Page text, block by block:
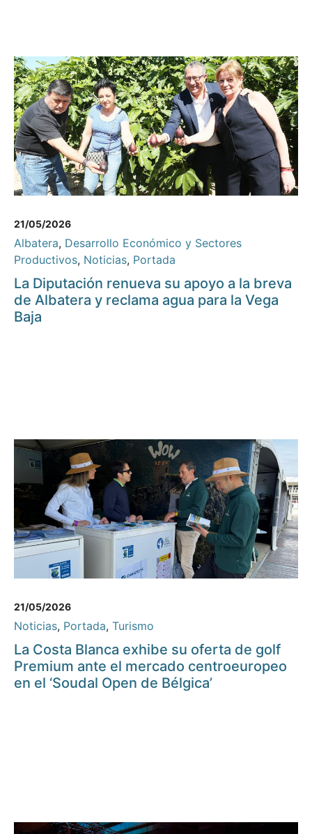
21/05/2026
Albatera, Desarrollo Económico y Sectores
Productivos, Noticias, Portada
La Diputación renueva su apoyo a la breva
de Albatera y reclama agua para la Vega
Baja
21/05/2026
Noticias, Portada, Turismo
La Costa Blanca exhibe su oferta de golf
Premium ante el mercado centroeuropeo
en el ‘Soudal Open de Bélgica’